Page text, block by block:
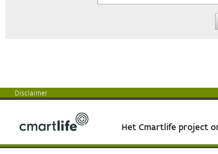
Disclaimer
Het Cmartlife project